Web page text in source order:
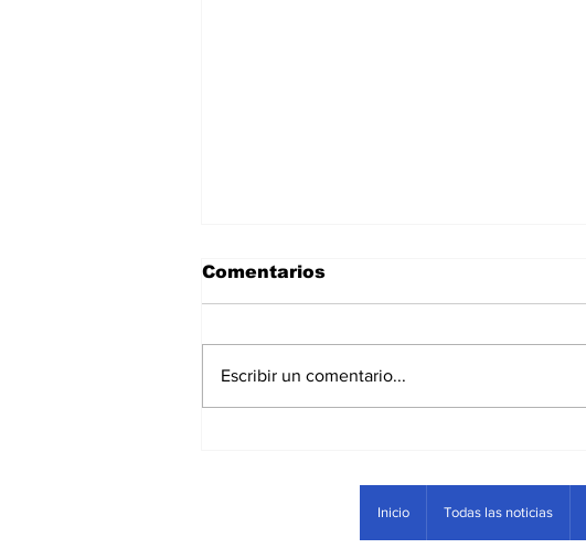
Comentarios
Escribir un comentario...
Inicio Todas las noticias